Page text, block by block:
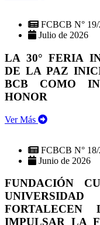
FCBCB N°
Julio de 2026
LA 30° FERIA
DE LA PAZ
BCB COMO
HONOR
Ver Más
FCBCB N°
Junio de 2026
FUNDACIÓN
FORTALECEN
IMPULSAR LA